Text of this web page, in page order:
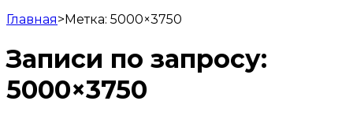
Главная>Метка: 5000×3750
Записи по запросу:
5000×3750